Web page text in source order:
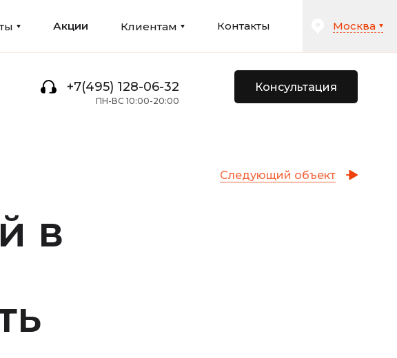
Акции Клиентам Контакты Москва
+7(495) 128-06-32
ПН-ВС 10:00-20:00
Консультация
Следующий объект
в